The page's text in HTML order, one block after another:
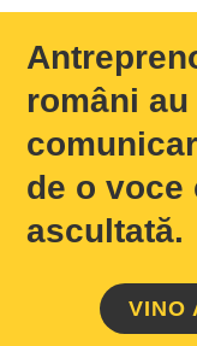
români
de o voce
ascultată.
VINO